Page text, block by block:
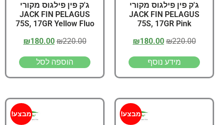
ג'ק פין פילגוס מקורי
JACK FIN PELAGUS
75S, 17GR Pink
₪220.00
₪180.00
מידע נוסף
ג'ק פין פילגוס מקורי
JACK FIN PELAGUS
75S, 17GR Yellow Fluo
₪220.00
₪180.00
הוספה לסל
מבצע! מבצע!